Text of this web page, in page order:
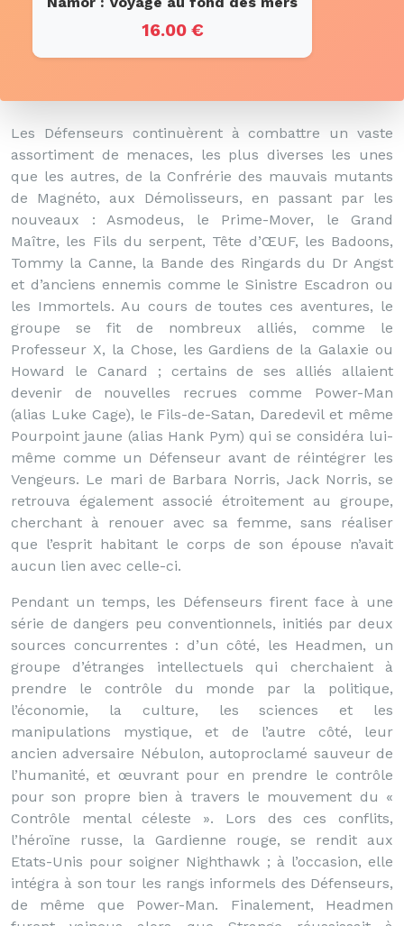
16.00 €
Les Défenseurs continuèrent à combattre un vaste
assortiment de menaces, les plus diverses les unes
que les autres, de la Confrérie des mauvais mutants
de Magnéto, aux Démolisseurs, en passant par les
nouveaux : Asmodeus, le Prime-Mover, le Grand
Maître, les Fils du serpent, Tête d’ŒUF, les Badoons,
Tommy la Canne, la Bande des Ringards du Dr Angst
et d’anciens ennemis comme le Sinistre Escadron ou
les Immortels. Au cours de toutes ces aventures, le
groupe se fit de nombreux alliés, comme le
Professeur X, la Chose, les Gardiens de la Galaxie ou
Howard le Canard ; certains de ses alliés allaient
devenir de nouvelles recrues comme Power-Man
(alias Luke Cage), le Fils-de-Satan, Daredevil et même
Pourpoint jaune (alias Hank Pym) qui se considéra lui-
même comme un Défenseur avant de réintégrer les
Vengeurs. Le mari de Barbara Norris, Jack Norris, se
retrouva également associé étroitement au groupe,
cherchant à renouer avec sa femme, sans réaliser
que l’esprit habitant le corps de son épouse n’avait
aucun lien avec celle-ci.
Pendant un temps, les Défenseurs firent face à une
série de dangers peu conventionnels, initiés par deux
sources concurrentes : d’un côté, les Headmen, un
groupe d’étranges intellectuels qui cherchaient à
prendre le contrôle du monde par la politique,
l’économie, la culture, les sciences et les
manipulations mystique, et de l’autre côté, leur
ancien adversaire Nébulon, autoproclamé sauveur de
l’humanité, et œuvrant pour en prendre le contrôle
pour son propre bien à travers le mouvement du «
Contrôle mental céleste ». Lors des ces conflits,
l’héroïne russe, la Gardienne rouge, se rendit aux
Etats-Unis pour soigner Nighthawk ; à l’occasion, elle
intégra à son tour les rangs informels des Défenseurs,
de même que Power-Man. Finalement, Headmen